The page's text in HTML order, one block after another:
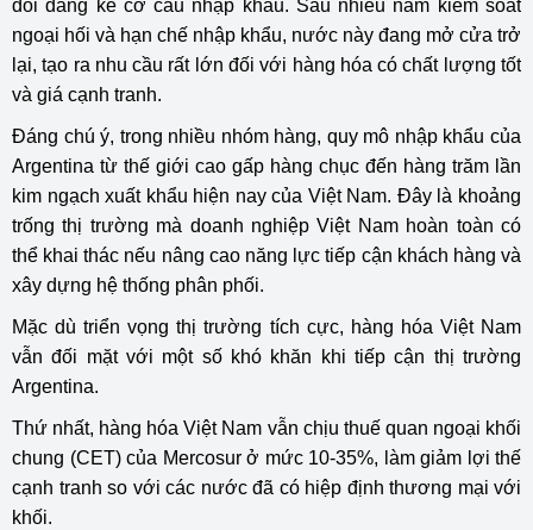
đổi đáng kể cơ cấu nhập khẩu. Sau nhiều năm kiểm soát
ngoại hối và hạn chế nhập khẩu, nước này đang mở cửa trở
lại, tạo ra nhu cầu rất lớn đối với hàng hóa có chất lượng tốt
và giá cạnh tranh.
Đáng chú ý, trong nhiều nhóm hàng, quy mô nhập khẩu của
Argentina từ thế giới cao gấp hàng chục đến hàng trăm lần
kim ngạch xuất khẩu hiện nay của Việt Nam. Đây là khoảng
trống thị trường mà doanh nghiệp Việt Nam hoàn toàn có
thể khai thác nếu nâng cao năng lực tiếp cận khách hàng và
xây dựng hệ thống phân phối.
Mặc dù triển vọng thị trường tích cực, hàng hóa Việt Nam
vẫn đối mặt với một số khó khăn khi tiếp cận thị trường
Argentina.
Thứ nhất, hàng hóa Việt Nam vẫn chịu thuế quan ngoại khối
chung (CET) của Mercosurở mức 10-35%, làm giảm lợi thế
cạnh tranh so với các nước đã có hiệp định thương mại với
khối.